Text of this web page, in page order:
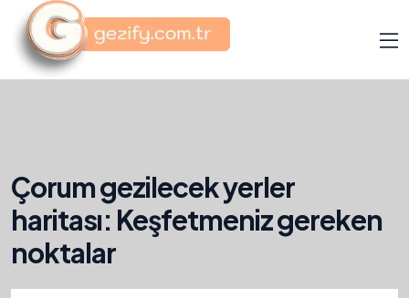
Çorum gezilecek yerler
haritası: Keşfetmeniz gereken
noktalar